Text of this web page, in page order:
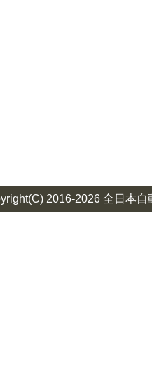
2016-2026 全日本